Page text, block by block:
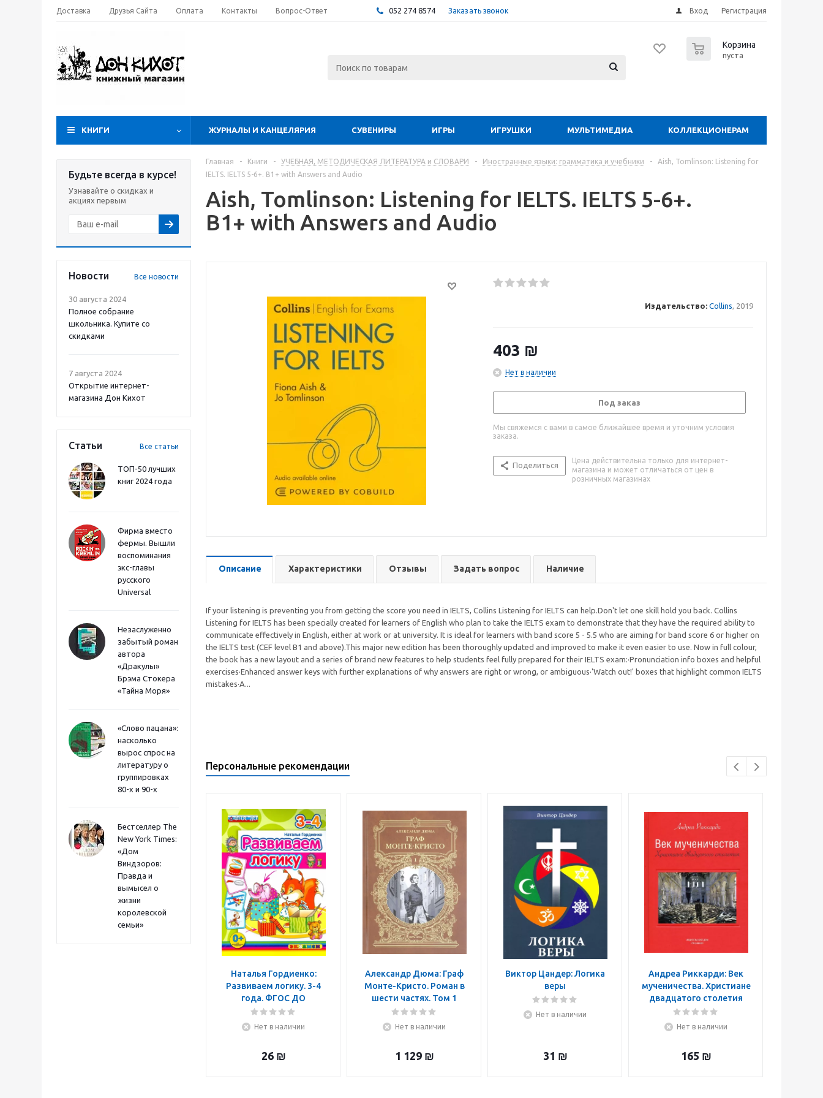
Доставка Друзья Сайта Оплата Контакты Вопрос-Ответ 052 274 8574 Заказать звонок Вход Регистрация
Корзина
пуста
КНИГИ ЖУРНАЛЫ И КАНЦЕЛЯРИЯ СУВЕНИРЫ ИГРЫ ИГРУШКИ МУЛЬТИМЕДИА КОЛЛЕКЦИОНЕРАМ
Будьте всегда в курсе!
Узнавайте о скидках и
акциях первым
Новости Все новости
30 августа 2024
Полное собрание
школьника. Купите со
скидками
7 августа 2024
Открытие интернет-
магазина Дон Кихот
Статьи Все статьи
ТОП-50 лучших
книг 2024 года
Фирма вместо
фермы. Вышли
воспоминания
экс-главы
русского
Universal
Незаслуженно
забытый роман
автора
«Дракулы»
Брэма Стокера
«Тайна Моря»
«Слово пацана»:
насколько
вырос спрос на
литературу о
группировках
80-х и 90-х
Бестселлер The
New York Times:
«Дом
Виндзоров:
Правда и
вымысел о
жизни
королевской
семьи»
Главная - Книги - УЧЕБНАЯ, МЕТОДИЧЕСКАЯ ЛИТЕРАТУРА и СЛОВАРИ - Иностранные языки: грамматика и учебники -
Aish, Tomlinson: Listening for
IELTS. IELTS 5-6+. B1+ with Answers and Audio
Aish, Tomlinson: Listening for IELTS. IELTS 5-6+.
B1+ with Answers and Audio
Издательство: Collins, 2019
403 ₪
Нет в наличии
Под заказ
Мы свяжемся с вами в самое ближайшее время и уточним условия
заказа.
Поделиться
Цена действительна только для интернет-
магазина и может отличаться от цен в
розничных магазинах
Описание Характеристики Отзывы Задать вопрос Наличие
If your listening is preventing you from getting the score you need in IELTS, Collins Listening for IELTS can help.Don't let one skill hold you back. Collins
Listening for IELTS has been specially created for learners of English who plan to take the IELTS exam to demonstrate that they have the required ability to
communicate effectively in English, either at work or at university. It is ideal for learners with band score 5 - 5.5 who are aiming for band score 6 or higher on
the IELTS test (CEF level B1 and above).This major new edition has been thoroughly updated and improved to make it even easier to use. Now in full colour,
the book has a new layout and a series of brand new features to help students feel fully prepared for their IELTS exam:·Pronunciation info boxes and helpful
exercises·Enhanced answer keys with further explanations of why answers are right or wrong, or ambiguous·'Watch out!' boxes that highlight common IELTS
mistakes·A...
Персональные рекомендации
Наталья Гордиенко:
Развиваем логику. 3-4
года. ФГОС ДО
Нет в наличии
26₪
Александр Дюма: Граф
Монте-Кристо. Роман в
шести частях. Том 1
Нет в наличии
1 129₪
Виктор Цандер: Логика
веры
Нет в наличии
31 ₪
Андреа Риккарди: Век
мученичества. Христиане
двадцатого столетия
Нет в наличии
165 ₪